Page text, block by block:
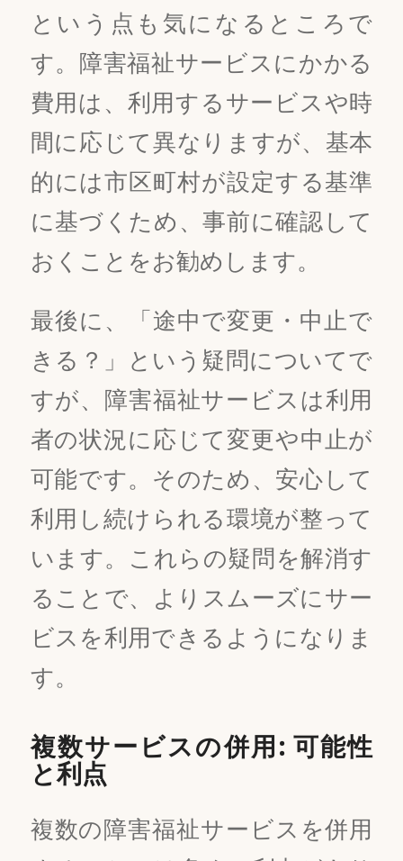
という点も気になるところで
す。障害福祉サービスにかかる
費用は、利用するサービスや時
間に応じて異なりますが、基本
的には市区町村が設定する基準
に基づくため、事前に確認して
おくことをお勧めします。
最後に、「途中で変更・中止で
きる？」という疑問についてで
すが、障害福祉サービスは利用
者の状況に応じて変更や中止が
可能です。そのため、安心して
利用し続けられる環境が整って
います。これらの疑問を解消す
ることで、よりスムーズにサー
ビスを利用できるようになりま
す。
複数サービスの併用: 可能性
と利点
複数の障害福祉サービスを併用